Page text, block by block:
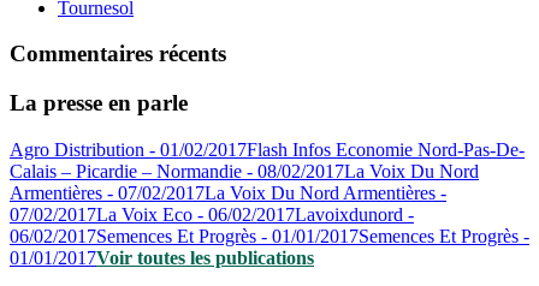
Tournesol
Commentaires récents
La presse en parle
Agro Distribution - 01/02/2017Flash Infos Economie Nord-Pas-De-
Calais – Picardie – Normandie - 08/02/2017La Voix Du Nord
Armentières - 07/02/2017La Voix Du Nord Armentières -
07/02/2017La Voix Eco - 06/02/2017Lavoixdunord -
06/02/2017Semences Et Progrès - 01/01/2017Semences Et Progrès -
01/01/2017Voir toutes les publications